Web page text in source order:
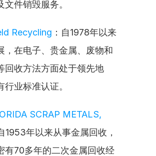
文件销毁服务。
Recycling ：自1978年以来
，在电子、贵金属、废物和
回收方法方面处于领先地
行业标准认证。
SCRAP METALS,
1953年以来从事金属回收，
有70多年的二次金属回收经